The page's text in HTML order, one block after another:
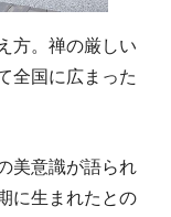
方。禅の厳しい
全国に広まった
美意識が語られ
に生まれたとの